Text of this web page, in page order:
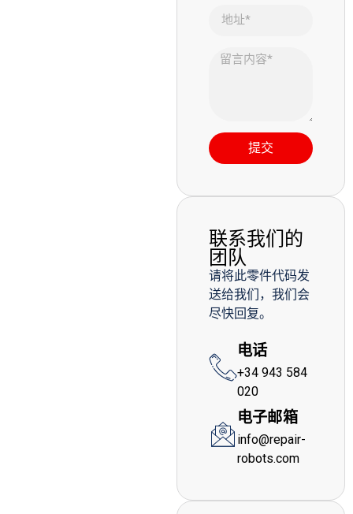
提交
联系我们的
团队
请将此零件代码发
送给我们，我们会
尽快回复。
电话
+34 943 584
020
电子邮箱
info@repair-
robots.com